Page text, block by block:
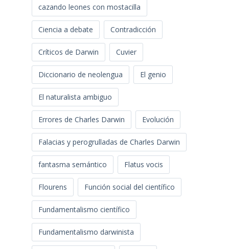
cazando leones con mostacilla
Ciencia a debate Contradicción
Críticos de Darwin Cuvier
Diccionario de neolengua El genio
El naturalista ambiguo
Errores de Charles Darwin Evolución
Falacias y perogrulladas de Charles Darwin
fantasma semántico Flatus vocis
Flourens Función social del científico
Fundamentalismo científico
Fundamentalismo darwinista